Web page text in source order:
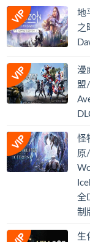
地
之
漫
盟
怪
原
全
制
生